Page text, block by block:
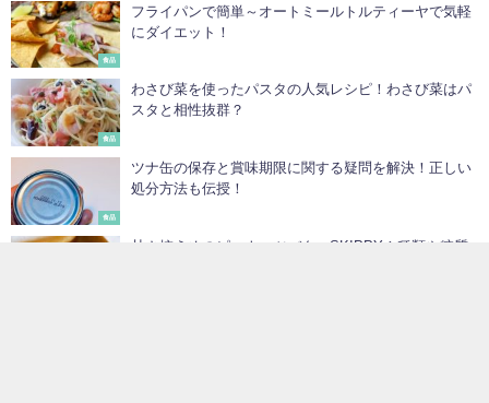
食品
フライパンで簡単～オートミールトルティーヤで気軽
にダイエット！
食品
わさび菜を使ったパスタの人気レシピ！わさび菜はパ
スタと相性抜群？
食品
ツナ缶の保存と賞味期限に関する疑問を解決！正しい
処分方法も伝授！
甘さ控えめのピーナッツバターSKIPPY！種類や糖質